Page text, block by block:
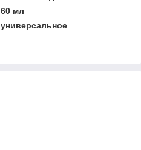
60 мл
универсальное